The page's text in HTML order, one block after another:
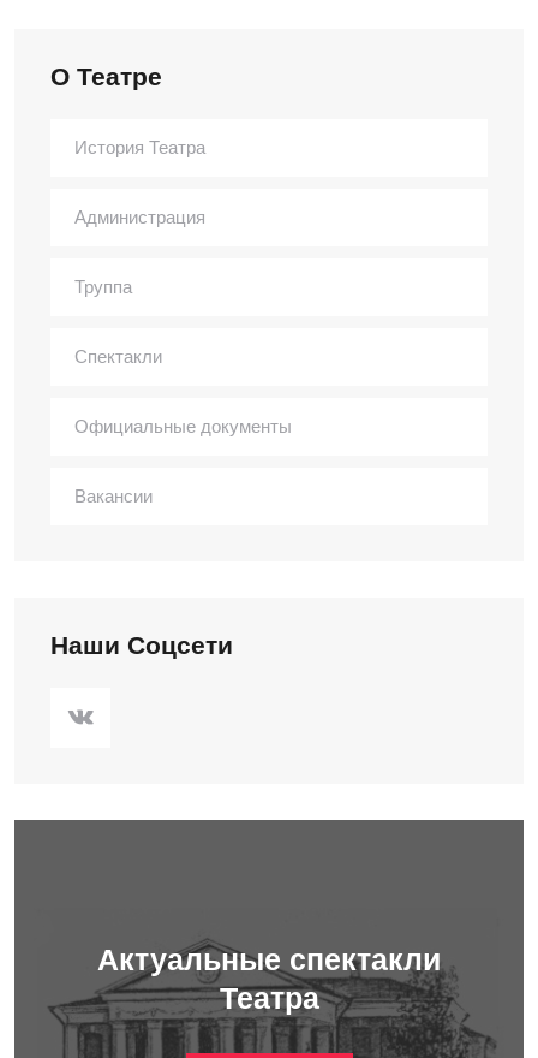
О Театре
История Театра
Администрация
Труппа
Спектакли
Официальные документы
Вакансии
Наши Соцсети
Актуальные спектакли
Театра